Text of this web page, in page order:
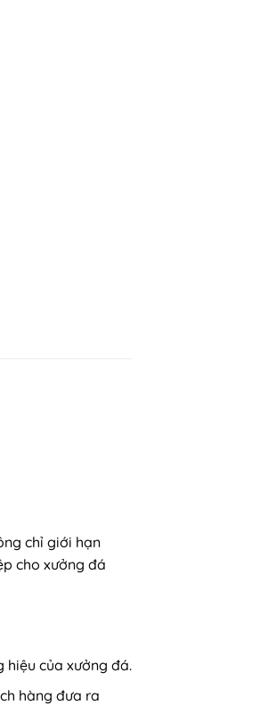
chỉ giới hạn
cho xưởng đá
hiệu của xưởng đá.
hàng đưa ra